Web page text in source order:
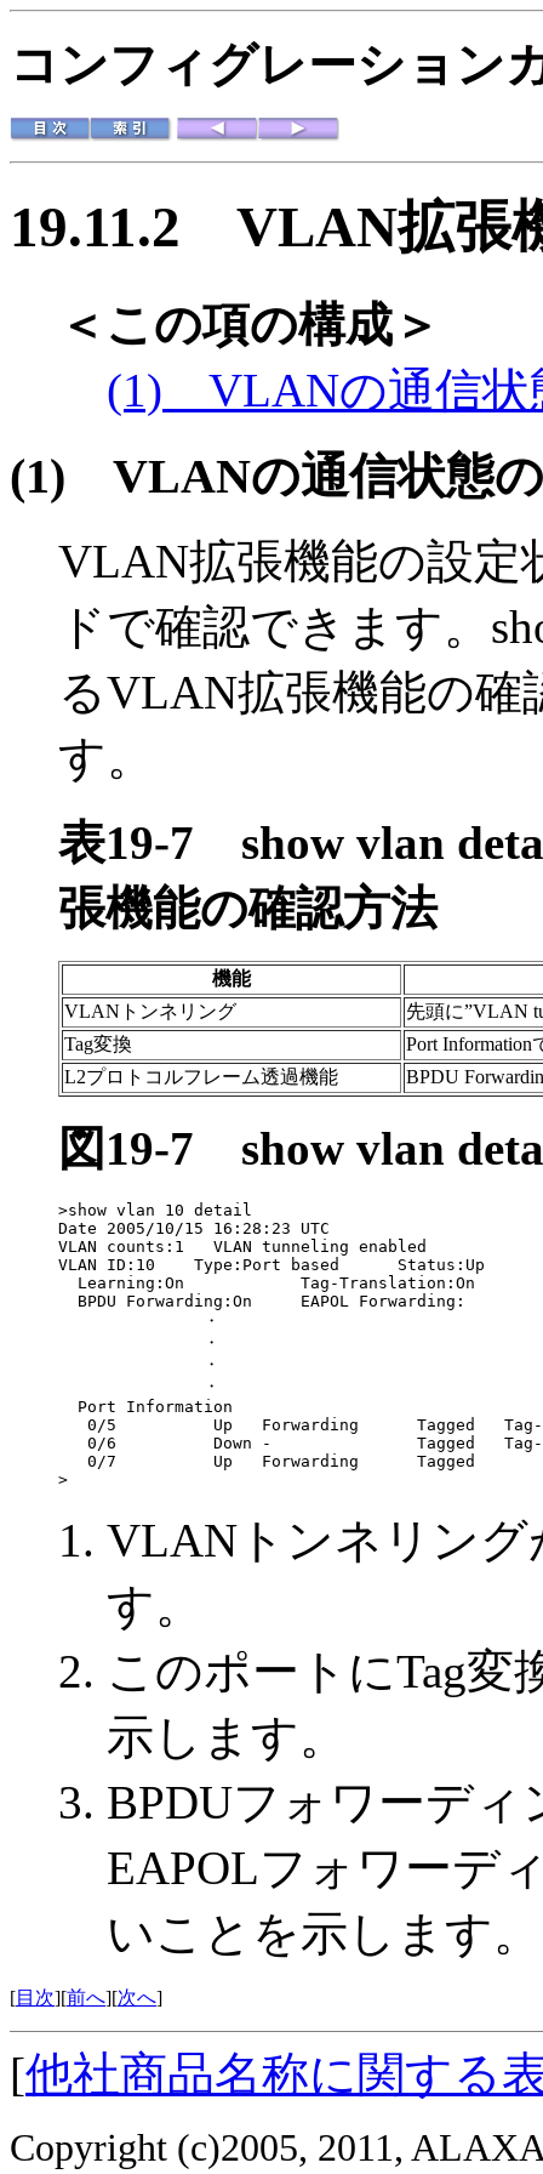
コンフィグレーション
19.11.2 VLAN拡張
＜この項の構成＞
(1) VLANの通信状
(1) VLANの通信状態
VLAN拡張機能の設定
ドで確認できます。
るVLAN拡張機能の
す。
表19-7 show vlan
張機能の確認方法
機能
VLANトンネリング
先頭に”VLAN
Tag変換
Port Information
L2プロトコルフレーム透過機能
BPDU
図19-7 show vlan
>show vlan 10 detail
Date 2005/10/15 16:28:23 UTC
VLAN counts:1   VLAN tunneling enabled
VLAN ID:10    Type:Port based      Status:Up
  Learning:On            Tag-Translation:On
BPDU Forwarding:On     EAPOL Forwarding:
               ・
               ・
               ・
               ・
  Port Information
0/5          Up   Forwarding      Tagged
0/6          Down -               Tagged
   0/7          Up   Forwarding      Tagged
>
VLANトンネリン
す。
このポートにTag
示します。
BPDUフォワーデ
EAPOLフォワーデ
いことを示します。
[目次][前へ][次へ]
[他社商品名称に関する
Copyright (c)2005, 2011,